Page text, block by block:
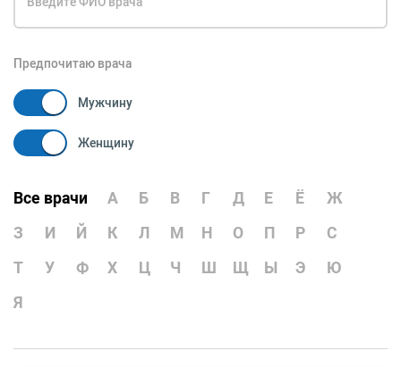
Предпочитаю врача
Мужчину
Женщину
Все врачи А Б В Г Д Е Ё
Ж
З
И Й К Л М Н О П Р
С
Т
У Ф Х Ц Ч Ш Щ Ы Э
Ю
Я